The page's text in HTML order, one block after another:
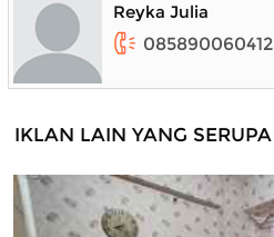
Reyka Julia
085890060412
IKLAN LAIN YANG SERUPA